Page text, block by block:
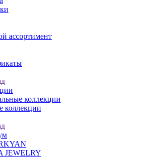
ассортимент
коллекции
коллекции
JEWELRY